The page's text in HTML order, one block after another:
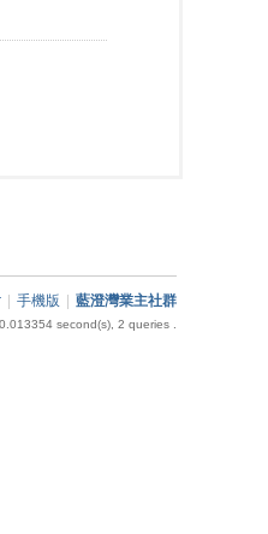
手機版 藍澄灣業主社群
second(s), 2 queries .